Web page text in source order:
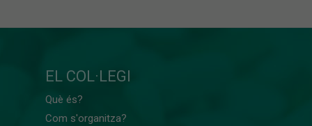
EL COL·LEGI
Què és?
Com s'organitza?